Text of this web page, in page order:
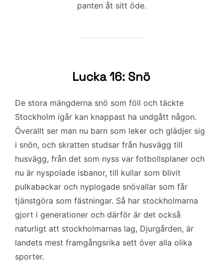
panten åt sitt öde.
Lucka 16: Snö
De stora mängderna snö som föll och täckte
Stockholm igår kan knappast ha undgått någon.
Överallt ser man nu barn som leker och glädjer sig
i snön, och skratten studsar från husvägg till
husvägg, från det som nyss var fotbollsplaner och
nu är nyspolade isbanor, till kullar som blivit
pulkabackar och nyplogade snövallar som får
tjänstgöra som fästningar. Så har stockholmarna
gjort i generationer och därför är det också
naturligt att stockholmarnas lag, Djurgården, är
landets mest framgångsrika sett över alla olika
sporter.